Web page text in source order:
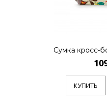
Сумка кросс-
КУПИТЬ